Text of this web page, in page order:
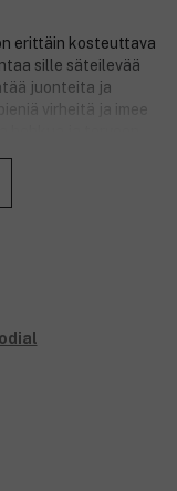
erittäin kosteuttava
sille säteilevää
juonteita ja
virheitä ja imee
uutettua
kalvon sekä